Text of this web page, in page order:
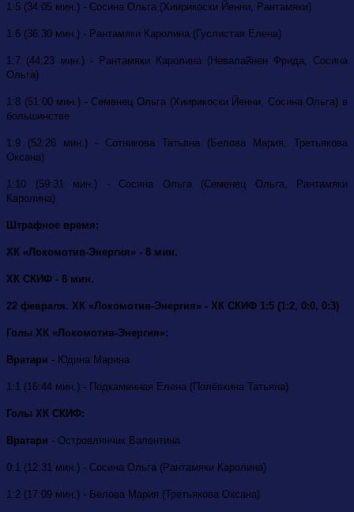
1:5 (34:05 мин.) - Сосина Ольга (Хиирикоски Йенни, Рантамяки)
1:6 (36:30 мин.) - Рантамяки Каролина (Гуслистая Елена)
1:7 (44:23 мин.) - Рантамяки Каролина (Невалайнен Фрида, Сосина
Ольга)
1:8 (51:00 мин.) - Семенец Ольга (Хиирикоски Йенни, Сосина Ольга) в
большинстве
1:9 (52:26 мин.) - Сотникова Татьяна (Белова Мария, Третьякова
Оксана)
1:10 (59:31 мин.) - Сосина Ольга (Семенец Ольга, Рантамяки
Каролина)
Штрафное время:
ХК «Локомотив-Энергия» - 8 мин.
ХК СКИФ - 8 мин.
22 февраля. ХК «Локомотив-Энергия» - ХК СКИФ 1:5 (1:2, 0:0, 0:3)
Голы ХК «Локомотив-Энергия»:
Вратари - Юдина Марина
1:1 (16:44 мин.) - Подкаменная Елена (Полёвкина Татьяна)
Голы ХК СКИФ:
Вратари - Островлянчик Валентина
0:1 (12:31 мин.) - Сосина Ольга (Рантамяки Каролина)
1:2 (17:09 мин.) - Белова Мария (Третьякова Оксана)